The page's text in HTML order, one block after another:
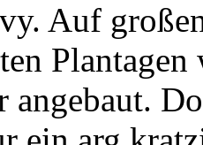
Auf
angebaut.